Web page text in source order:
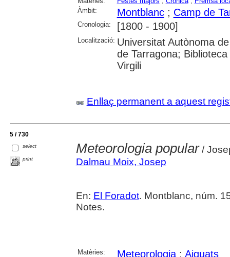
Àmbit:
Montblanc; Camp de
Cronologia: [1800 - 1900]
Localització: Universitat Autònoma
de Tarragona;
Virgili
Enllaç permanent a aquest
5 / 730
select
print
Meteorologia popular/
Dalmau Moix, Josep
En: El Foradot. Montblanc, núm.
Notes.
Matèries: Meteorologia; Aiguats